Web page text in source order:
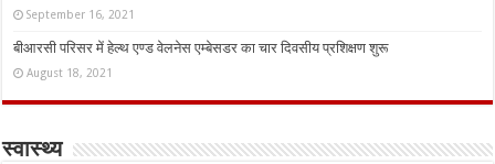
September 16, 2021
बीआरसी परिसर में हेल्थ एण्ड वेलनेस एम्बेसडर का चार दिवसीय प्रशिक्षण शुरू
August 18, 2021
स्वास्थ्य